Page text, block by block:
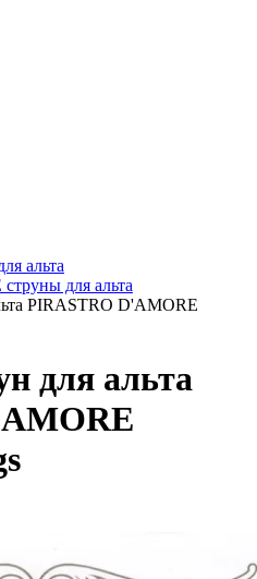
альта
для альта
PIRASTRO D'AMORE
для альта